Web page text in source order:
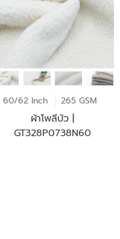
60/62 Inch 265 GSM
ผ้าโพลีบัว |
GT328P0738N60